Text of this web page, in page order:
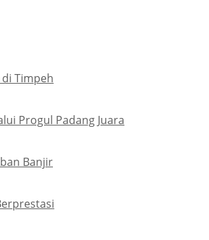
di Timpeh
Progul Padang Juara
Banjir